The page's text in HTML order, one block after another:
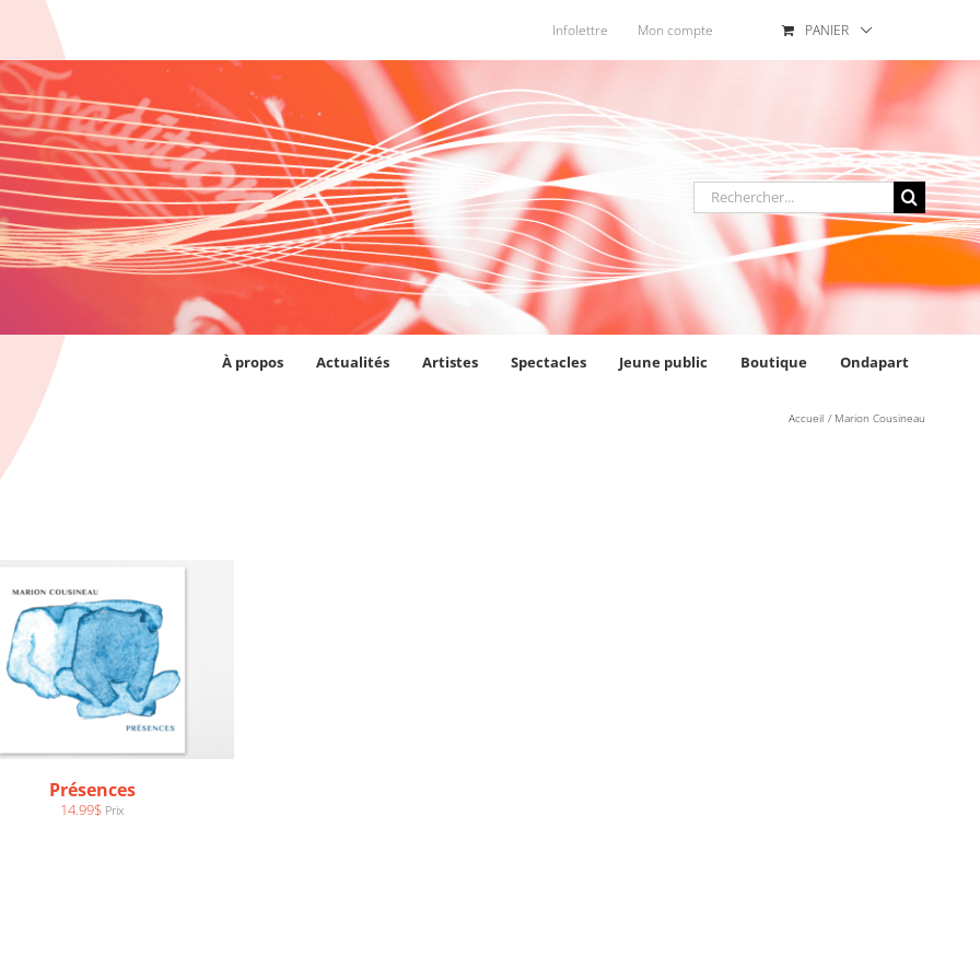
Infolettre Mon compte PANIER
Rechercher
:
À propos Actualités Artistes Spectacles Jeune public Boutique Ondapart
Accueil Marion Cousineau
AU PANIER
Présences
14.99$ Prix